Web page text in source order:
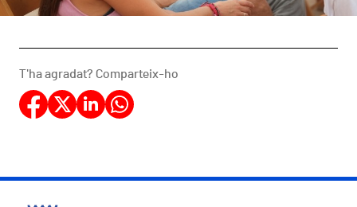
T'ha agradat? Comparteix-ho